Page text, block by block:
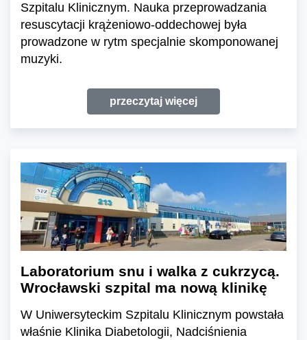
Szpitalu Klinicznym. Nauka przeprowadzania
resuscytacji krążeniowo-oddechowej była
prowadzone w rytm specjalnie skomponowanej
muzyki.
przeczytaj więcej
Laboratorium snu i walka z cukrzycą.
Wrocławski szpital ma nową klinikę
W Uniwersyteckim Szpitalu Klinicznym powstała
właśnie Klinika Diabetologii, Nadciśnienia